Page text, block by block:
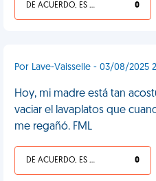
DE ACUERDO, ES UNA VIDA HP 0
Por Lave-Vaisselle - 03/08/2025
Hoy, mi madre está tan
vaciar el lavaplatos que
me regañó. FML
DE ACUERDO, ES UNA VIDA HP 0